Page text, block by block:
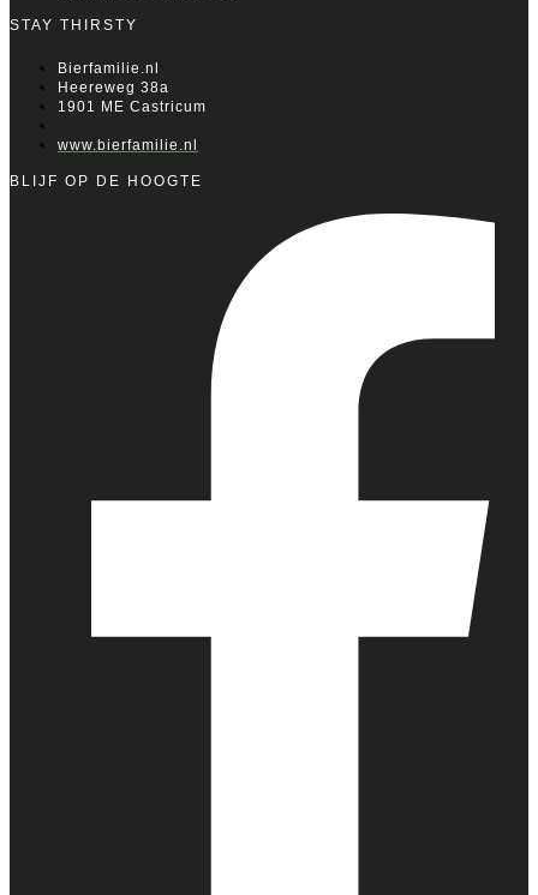
STAY THIRSTY
Bierfamilie.nl
Heereweg 38a
1901 ME Castricum
www.bierfamilie.nl
BLIJF OP DE HOOGTE